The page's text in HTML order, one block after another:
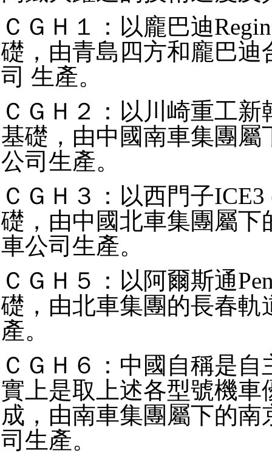
ＣＧＨ１：以龐巴迪
礎，由青島四方和龐巴迪
司 生產。
ＣＧＨ２：以川崎重工新
基礎，由中國南車集團屬
公司生產。
ＣＧＨ３：以西門子ICE3
礎，由中國北車集團屬下
車公司生產。
ＣＧＨ５：以阿爾斯通
礎，由北車集團的長春軌
產。
ＣＧＨ６：中國自稱是自
實上是取上述各型號機車
成，由南車集團屬下的南
司生產。